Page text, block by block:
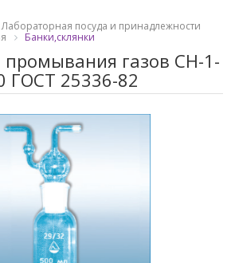
Лабораторная посуда и принадлежности
Банки,склянки
промывания газов СН-1-
ГОСТ 25336-82